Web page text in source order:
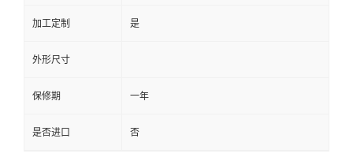
加工定制 是
外形尺寸
保修期 一年
是否进口 否